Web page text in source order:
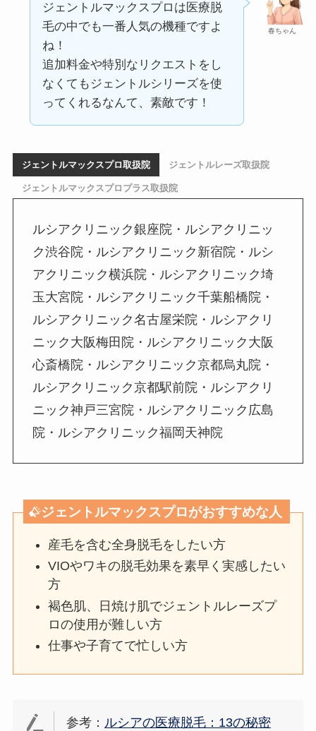
春ちゃん
ジェントルマックスプロは医療脱
毛の中でも一番人気の機種ですよ
ね！
追加料金や特別なリクエストをし
なくてもジェントルシリーズを使
ってくれるなんて、素敵です！
ジェントルマックスプロ取扱院 ジェントルレーズ取扱院
ジェントルマックスプロプラス取扱院
ルシアクリニック銀座院・ルシアクリニッ
ク渋谷院・ルシアクリニック新宿院・ルシ
アクリニック横浜院・ルシアクリニック埼
玉大宮院・ルシアクリニック千葉船橋院・
ルシアクリニック名古屋栄院・ルシアクリ
ニック大阪梅田院・ルシアクリニック大阪
心斎橋院・ルシアクリニック京都烏丸院・
ルシアクリニック京都駅前院・ルシアクリ
ニック神戸三宮院・ルシアクリニック広島
院・ルシアクリニック福岡天神院
ジェントルマックスプロがおすすめな人
産毛を含む全身脱毛をしたい方
VIOやワキの脱毛効果を素早く実感したい
方
褐色肌、日焼け肌でジェントルレーズプ
ロの使用が難しい方
仕事や子育てで忙しい方
参考： ルシアの医療脱毛：13の秘密